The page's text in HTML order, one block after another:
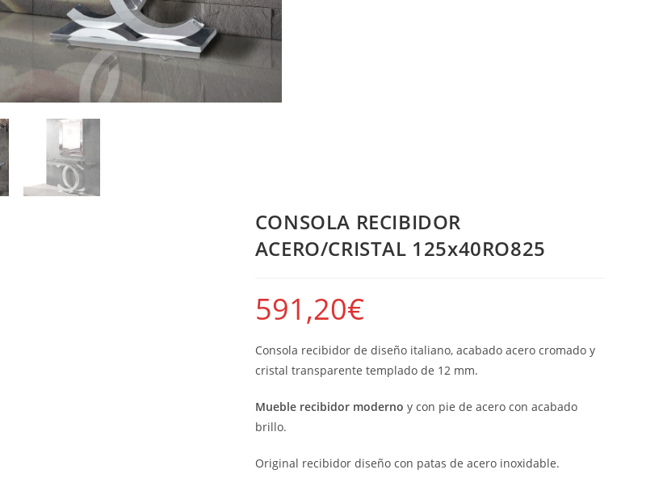
CONSOLA RECIBIDOR
ACERO/CRISTAL 125x40RO825
591,20€
Consola recibidor de diseño italiano, acabado acero cromado y
cristal transparente templado de 12 mm.
Mueble recibidor moderno y con pie de acero con acabado
brillo.
Original recibidor diseño con patas de acero inoxidable.